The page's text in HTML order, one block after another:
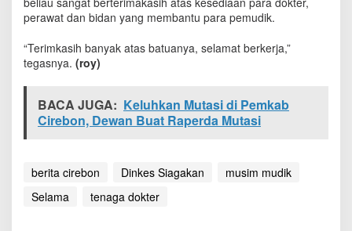
d
i
perawat dan bidan yang membantu para pemudik.
“Terimkasih banyak atas batuanya, selamat berkerja,”
tegasnya. (roy)
BACA JUGA: Keluhkan Mutasi di Pemkab
Cirebon, Dewan Buat Raperda Mutasi
berita cirebon Dinkes Siagakan
musim mudik
Selama
tenaga dokter